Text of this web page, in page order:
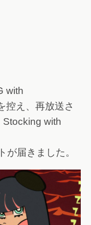
with
控え、再放送さ
Stocking with
が届きました。